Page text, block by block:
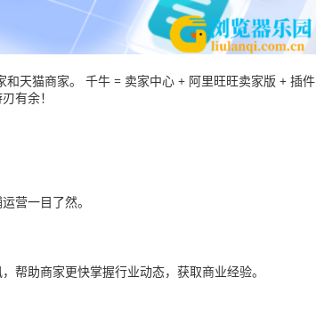
天猫商家。 千牛 = 卖家中心 + 阿里旺旺卖家版 + 插件
有余！
营一目了然。
帮助商家更快掌握行业动态，获取商业经验。